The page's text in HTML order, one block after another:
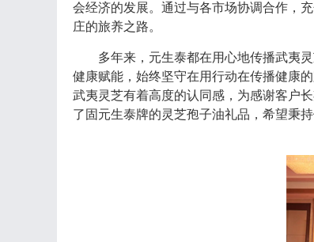
会经济的发展。通过与各市场协调合作，
庄的旅养之路。
多年来，元生泰都在用心地传播武夷
健康赋能，始终坚守在用行动在传播健康
武夷灵芝有着高度的认同感，为感谢客户
了固元生泰牌的灵芝孢子油礼品，希望秉